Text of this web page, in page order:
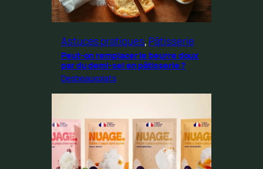
Astuces pratiques, Pâtisserie
Peut-on remplacer le beurre doux
par du demi-sel en pâtisserie ?
Desbeauxplats